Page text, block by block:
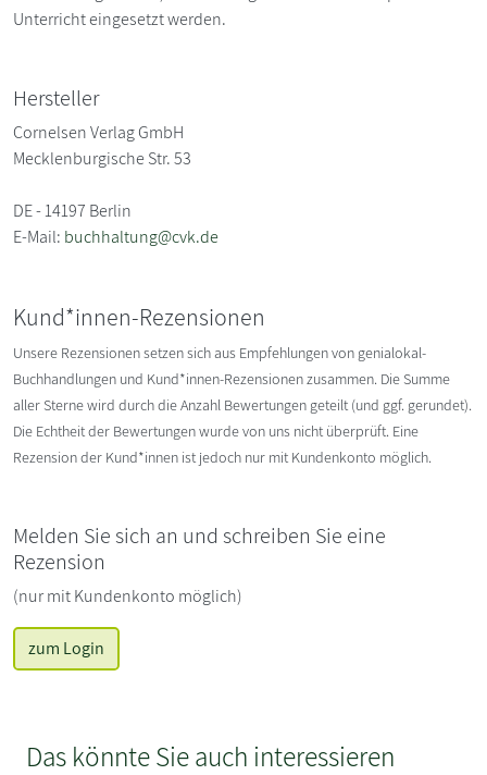
Unterricht eingesetzt werden.
Hersteller
Cornelsen Verlag GmbH
Mecklenburgische Str. 53
DE - 14197 Berlin
E-Mail: buchhaltung@cvk.de
Kund*innen-Rezensionen
Unsere Rezensionen setzen sich aus Empfehlungen von genialokal-
Buchhandlungen und Kund*innen-Rezensionen zusammen. Die Summe
aller Sterne wird durch die Anzahl Bewertungen geteilt (und ggf. gerundet).
Die Echtheit der Bewertungen wurde von uns nicht überprüft. Eine
Rezension der Kund*innen ist jedoch nur mit Kundenkonto möglich.
Melden Sie sich an und schreiben Sie eine
Rezension
(nur mit Kundenkonto möglich)
zum Login
Das könnte Sie auch interessieren